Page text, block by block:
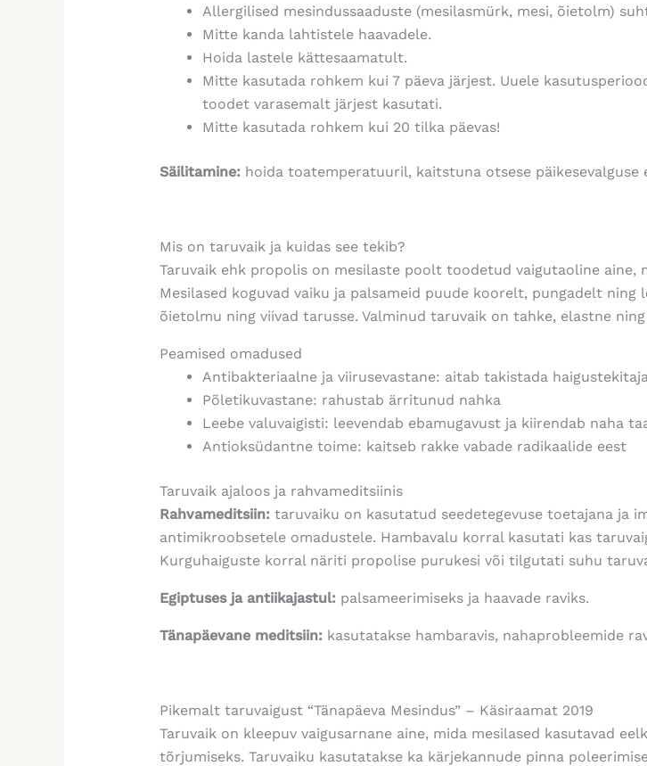
Allergilised mesindussaaduste (mesilasmürk, mesi, õietolm)
Mitte kanda lahtistele haavadele.
Hoida lastele kättesaamatult.
Mitte kasutada rohkem kui 7 päeva järjest. Uuele
toodet varasemalt järjest kasutati.
Mitte kasutada rohkem kui 20 tilka päevas!
Säilitamine: hoida toatemperatuuril, kaitstuna otsese päikesevalguse
Mis on taruvaik ja kuidas see tekib?
Taruvaik ehk propolis on mesilaste poolt toodetud vaigutaoline
Mesilased koguvad vaiku ja palsameid puude koorelt, pungadelt
õietolmu ning viivad tarusse. Valminud taruvaik on tahke, elastne
Peamised omadused
Antibakteriaalne ja viirusevastane: aitab takistada
Põletikuvastane: rahustab ärritunud nahka
Leebe valuvaigisti: leevendab ebamugavust ja kiirendab naha
Antioksüdantne toime: kaitseb rakke vabade radikaalide eest
Taruvaik ajaloos ja rahvameditsiinis
Rahvameditsiin: taruvaiku on kasutatud seedetegevuse toetajana ja
antimikroobsetele omadustele. Hambavalu korral kasutati kas
Kurguhaiguste korral näriti propolise purukesi või tilgutati suhu
Egiptuses ja antiikajastul: palsameerimiseks ja haavade raviks.
Tänapäevane meditsiin: kasutatakse hambaravis, nahaprobleemide
Pikemalt taruvaigust “Tänapäeva Mesindus” – Käsiraamat 2019
Taruvaik on kleepuv vaigusarnane aine, mida mesilased kasutavad
tõrjumiseks. Taruvaiku kasutatakse ka kärjekannude pinna